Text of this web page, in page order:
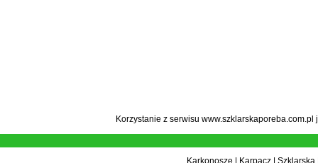
Korzystanie z serwisu
Karkonosze Karpacz Szklarska